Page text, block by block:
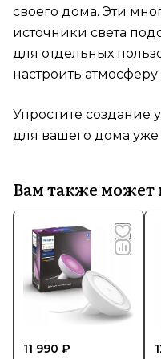
своего дома. Эти
источники света
для отдельных
настроить
Упростите создание
для вашего дома уже
Вам также может
11 990 ₽